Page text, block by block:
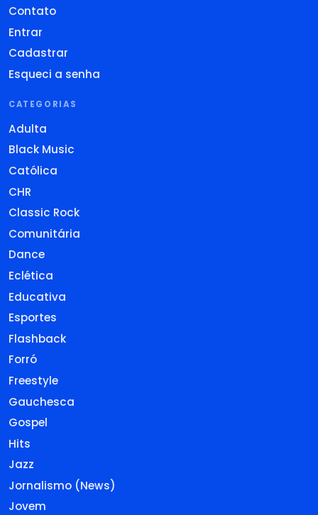
Contato
Entrar
Cadastrar
Esqueci a senha
CATEGORIAS
Adulta
Black Music
Católica
CHR
Classic Rock
Comunitária
Dance
Eclética
Educativa
Esportes
Flashback
Forró
Freestyle
Gauchesca
Gospel
Hits
Jazz
Jornalismo (News)
Jovem